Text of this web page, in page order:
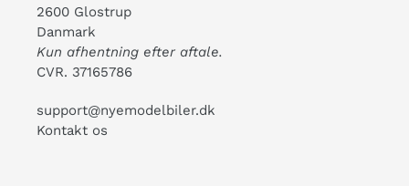
2600 Glostrup
Danmark
Kun afhentning efter aftale.
CVR. 37165786
support@nyemodelbiler.dk
Kontakt os